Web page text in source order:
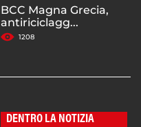
BCC Magna Grecia,
antiriciclagg...
1208
DENTRO LA NOTIZIA